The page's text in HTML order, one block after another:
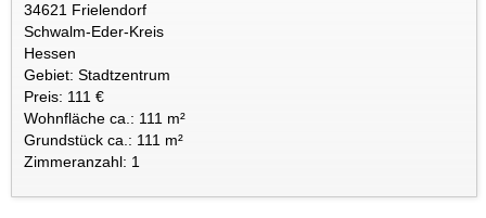
34621 Frielendorf
Schwalm-Eder-Kreis
Hessen
Gebiet: Stadtzentrum
Preis: 111 €
Wohnfläche ca.: 111 m²
Grundstück ca.: 111 m²
Zimmeranzahl: 1